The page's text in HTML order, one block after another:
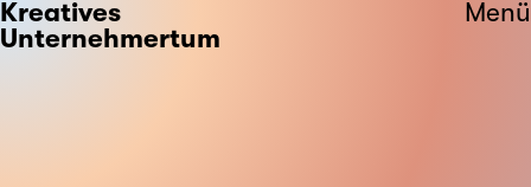
Kreatives
Unternehmertum
Menü